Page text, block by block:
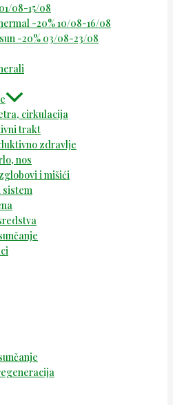
08-15/08
-20% 10/08-16/08
-20% 03/08-23/08
cirkulacija
trakt
zdravlje
nos
i mišići
sistem